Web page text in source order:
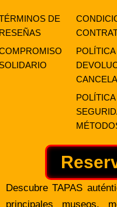
DE
POLÍTICA
POLÍTICA
Descubre TAPAS
principales museos,